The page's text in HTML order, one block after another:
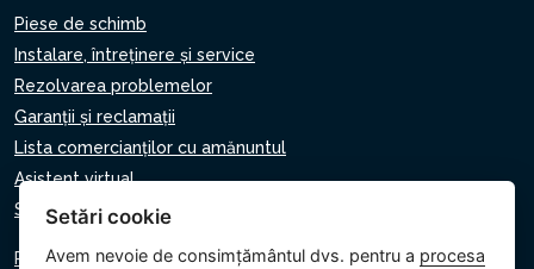
Piese de schimb
Instalare, întreținere și service
Rezolvarea problemelor
Garanții și reclamații
Lista comercianților cu amănuntul
Asistent virtual
Scrie-ne
Politica de confidențialitate
Setări cookie
Avem nevoie de consimțământul dvs. pentru a procesa